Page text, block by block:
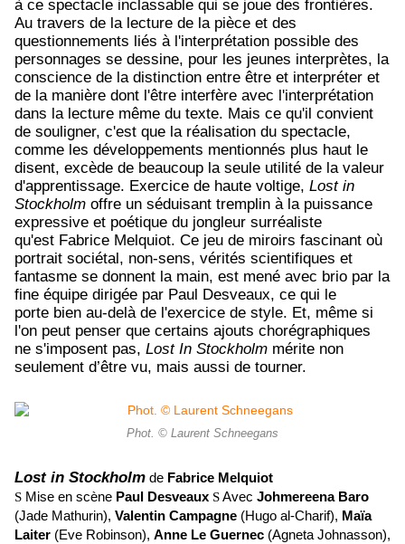
à ce spectacle inclassable qui se joue des frontières.
Au travers de la lecture de la pièce et des
questionnements liés à l'interprétation possible des
personnages se dessine, pour les jeunes interprètes, la
conscience de la distinction entre être et interpréter et
de la manière dont l'être interfère avec l'interprétation
dans la lecture même du texte. Mais ce qu'il convient
de souligner, c'est que la réalisation du spectacle,
comme les développements mentionnés plus haut le
disent, excède de beaucoup la seule utilité de la valeur
d'apprentissage. Exercice de haute voltige, Lost in
Stockholm offre un séduisant tremplin à la puissance
expressive et poétique du jongleur surréaliste
qu'est Fabrice Melquiot. Ce jeu de miroirs fascinant où
portrait sociétal, non-sens, vérités scientifiques et
fantasme se donnent la main, est mené avec brio par la
fine équipe dirigée par Paul Desveaux, ce qui le
porte bien au-delà de l'exercice de style. Et, même si
l'on peut penser que certains ajouts chorégraphiques
ne s'imposent pas, Lost In Stockholm mérite non
seulement d’être vu, mais aussi de tourner.
Phot. © Laurent Schneegans
Lost in Stockholm de Fabrice Melquiot
S Mise en scène Paul Desveaux SAvec Johmereena Baro
(Jade Mathurin), Valentin Campagne (Hugo al-Charif), Maïa
Laiter (Eve Robinson), Anne Le Guernec (Agneta Johnasson),